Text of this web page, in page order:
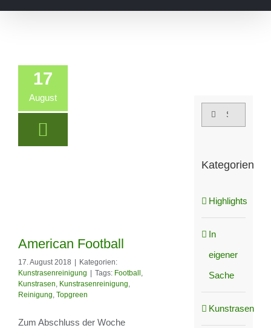
17
August
American Football
American Football
17. August 2018 | Kategorien:
Kunstrasenreinigung | Tags: Football
Kunstrasen Kunstrasenreinigung
Reinigung Topgreen
Zum Abschluss der Woche
Suche
Kategorien
Highlights
In
eigener
Sache
Kunstrasen